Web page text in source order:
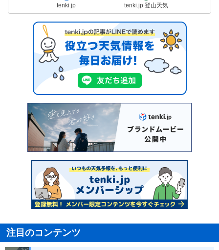
tenki.jp tenki.jp 登山天気
注目のコンテンツ